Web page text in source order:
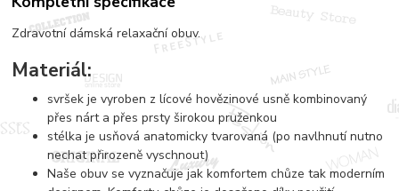
Zdravotní dámská relaxační obuv.
Materiál:
svršek je vyroben z lícové hovězinové usně kombinovaný
přes nárt a přes prsty širokou pruženkou
stélka je usňová anatomicky tvarovaná (po navlhnutí nutno
nechat přirozeně vyschnout)
Naše obuv se vyznačuje jak komfortem chůze tak moderním